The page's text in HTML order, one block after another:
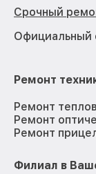
Срочный
Официальный
Ремонт
Ремонт
Ремонт
Ремонт
Филиал в